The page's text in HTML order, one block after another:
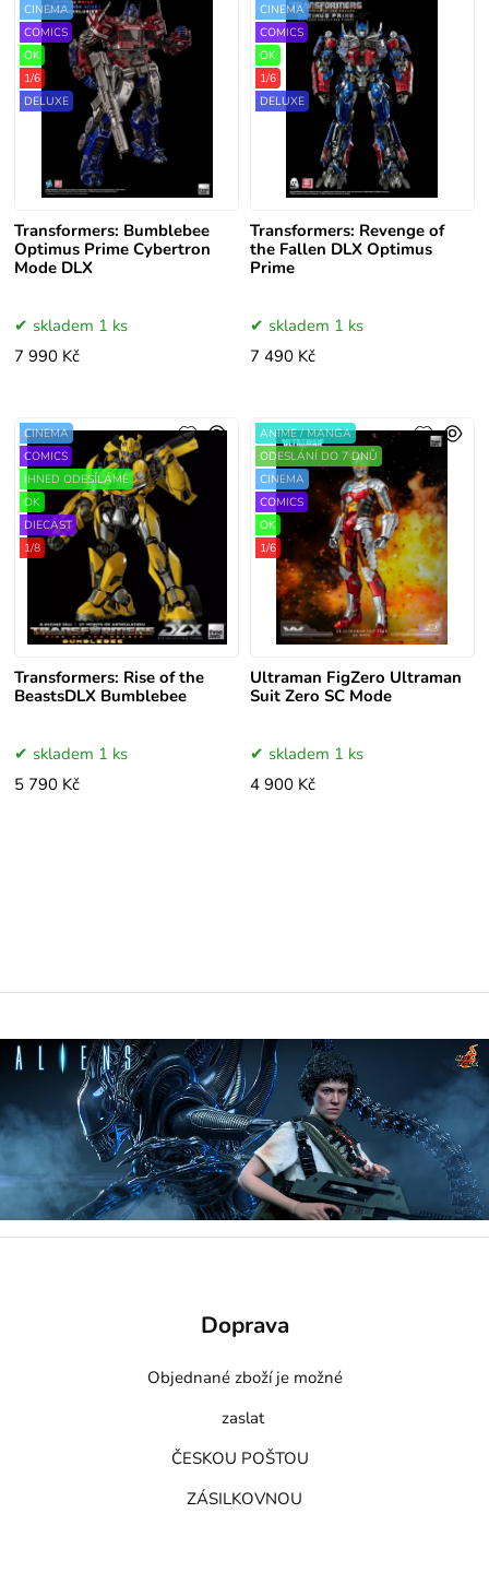
Transformers: Bumblebee
Optimus Prime Cybertron
Mode DLX
CINEMA
COMICS
OK
1/6
DELUXE
skladem 1 ks
7 990 Kč
Transformers: Revenge of
the Fallen DLX Optimus
Prime
CINEMA
COMICS
OK
1/6
DELUXE
skladem 1 ks
7 490 Kč
Transformers: Rise of the
BeastsDLX Bumblebee
CINEMA
COMICS
IHNED ODESÍLÁME
OK
DIECAST
1/8
skladem 1 ks
5 790 Kč
Ultraman FigZero Ultraman
Suit Zero SC Mode
ANIME / MANGA
ODESLÁNÍ DO 7 DNŮ
CINEMA
COMICS
OK
1/6
skladem 1 ks
4 900 Kč
Doprava
Objednané zboží je možné
zaslat
ČESKOU POŠTOU
ZÁSILKOVNOU